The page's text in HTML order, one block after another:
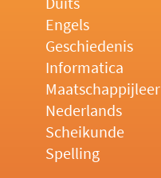
Engels
Geschiedenis
Informatica
Maatschappijleer
Nederlands
Scheikunde
Spelling